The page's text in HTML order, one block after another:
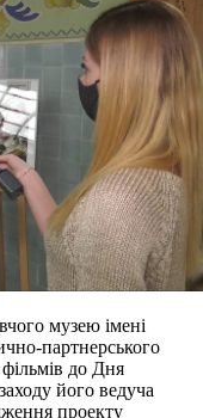
музею імені
партнерського
до Дня
його ведуча
проекту